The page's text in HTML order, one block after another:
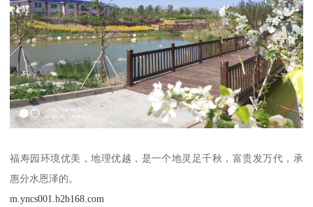
福寿园环境优美，地理优越，是一个地灵足千秋，富贵发万代，承
惠分水恩泽的。
m.yncs001.b2b168.com